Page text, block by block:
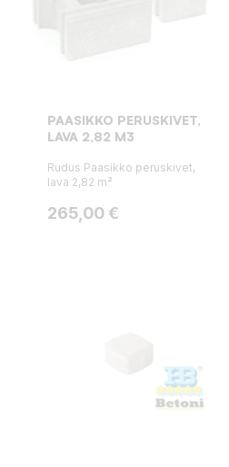
PAASIKKO PERUSKIVET,
LAVA 2,82 M3
Rudus Paasikko peruskivet,
lava 2,82 m²
Hinta
265,00 €